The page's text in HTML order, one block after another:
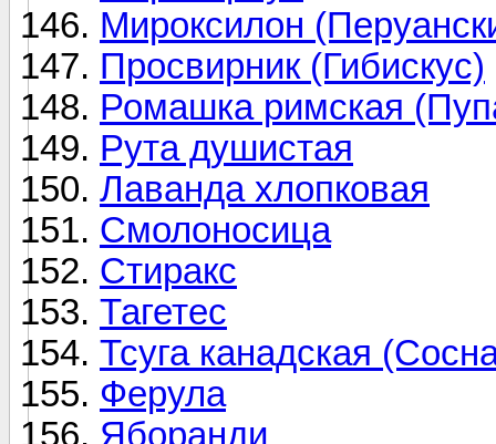
Мироксилон
Просвирник (Гибискус)
Ромашка римская
Рута душистая
Лаванда хлопковая
Смолоносица
Стиракс
Тагетес
Тсуга канадская
Ферула
Яборанди